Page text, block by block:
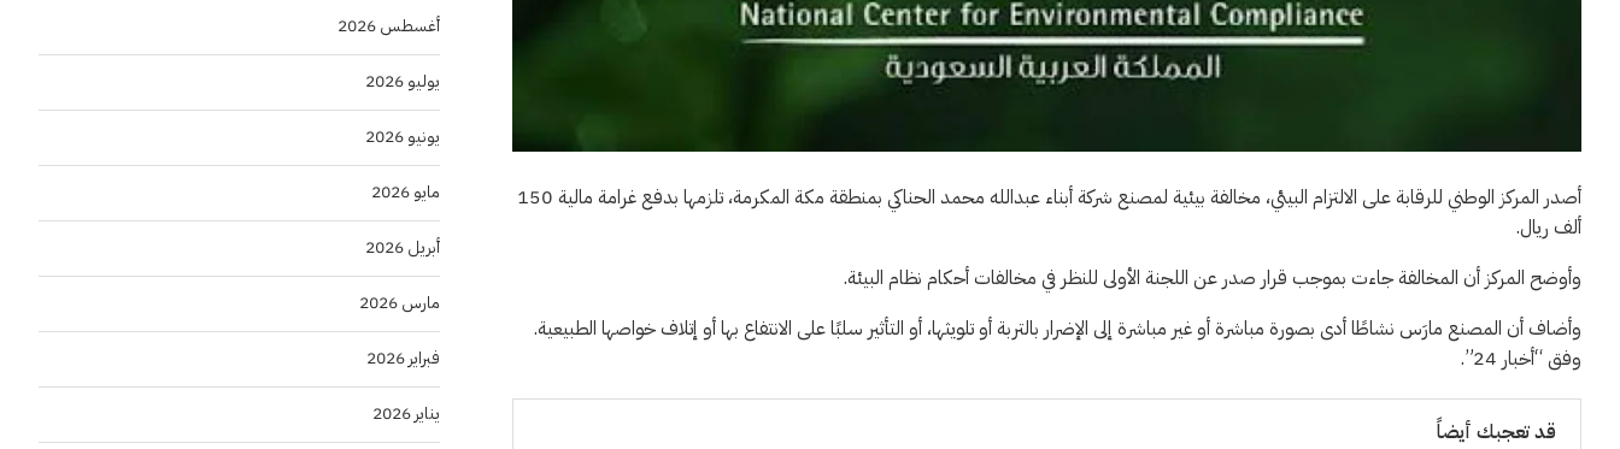
أصدر المركز الوطني للرقابة على الالتزام البيئي، مخالفة بيئية لمصنع شركة أبناء عبدالله محمد الحناكي بمنطقة مكة المكرمة، تلزمها بدفع غرامة مالية 150
ألف ريال.
وأوضح المركز أن المخالفة جاءت بموجب قرار صدر عن اللجنة الأولى للنظر في مخالفات أحكام نظام البيئة.
وأضاف أن المصنع مارَس نشاطًا أدى بصورة مباشرة أو غير مباشرة إلى الإضرار بالتربة أو تلويثها، أو التأثير سلبًا على الانتفاع بها أو إتلاف خواصها الطبيعية.
وفق “أخبار 24”.
قد تعجبك أيضاً
أغسطس 2026
يوليو 2026
يونيو 2026
مايو 2026
أبريل 2026
مارس 2026
فبراير 2026
يناير 2026